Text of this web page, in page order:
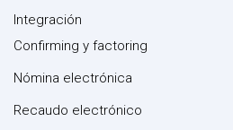
Integración
Confirming y factoring
Nómina electrónica
Recaudo electrónico